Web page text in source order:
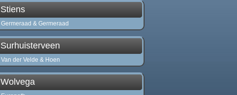
Stiens
Germeraad & Germeraad
Surhuisterveen
Van der Velde & Hoen
Wolvega